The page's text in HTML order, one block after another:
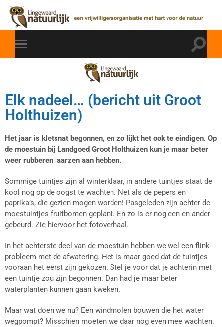
Elk nadeel… (bericht uit Groot
Holthuizen)
Het jaar is kletsnat begonnen, en zo lijkt het ook te eindigen. Op
de moestuin bij Landgoed Groot Holthuizen kun je maar beter
weer rubberen laarzen aan hebben.
Sommige tuintjes zijn al winterklaar, in andere tuintjes staat de
kool nog op de oogst te wachten. Net als de pepers en
paprika’s, die gezien mogen worden! Pasgeleden zijn achter de
moestuintjes fruitbomen geplant. En zo is er nog een en ander
gebeurd. Zie hiervoor het fotoverhaal.
In het achterste deel van de moestuin hebben we wel een flink
probleem met de afwatering. Het is maar goed dat de tuintjes
vooraan het eerst zijn gekozen. Stel je voor dat je achterin met
een tuintje zou zijn begonnen. Dan had je maar beter
waterplanten kunnen gaan kweken.
Maar wat doen we nu? Een windmolen bouwen die het water
wegpompt? Misschien moeten we daar nog even mee wachten.